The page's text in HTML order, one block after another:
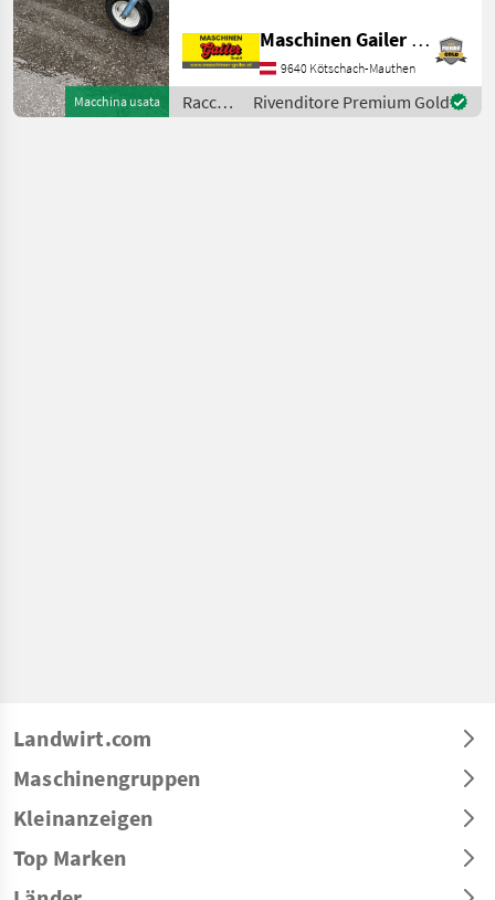
Macchina usata
ed è in condizioni
particolarmente buone
(classe 1). È adatto a diversi
trattori, falc
Maschinen Gailer GmbH
9640 Kötschach-Mauthen
Raccolta
mangimi
Rivenditore Premium Gold
Landwirt.com
Maschinengruppen
Kleinanzeigen
Top Marken